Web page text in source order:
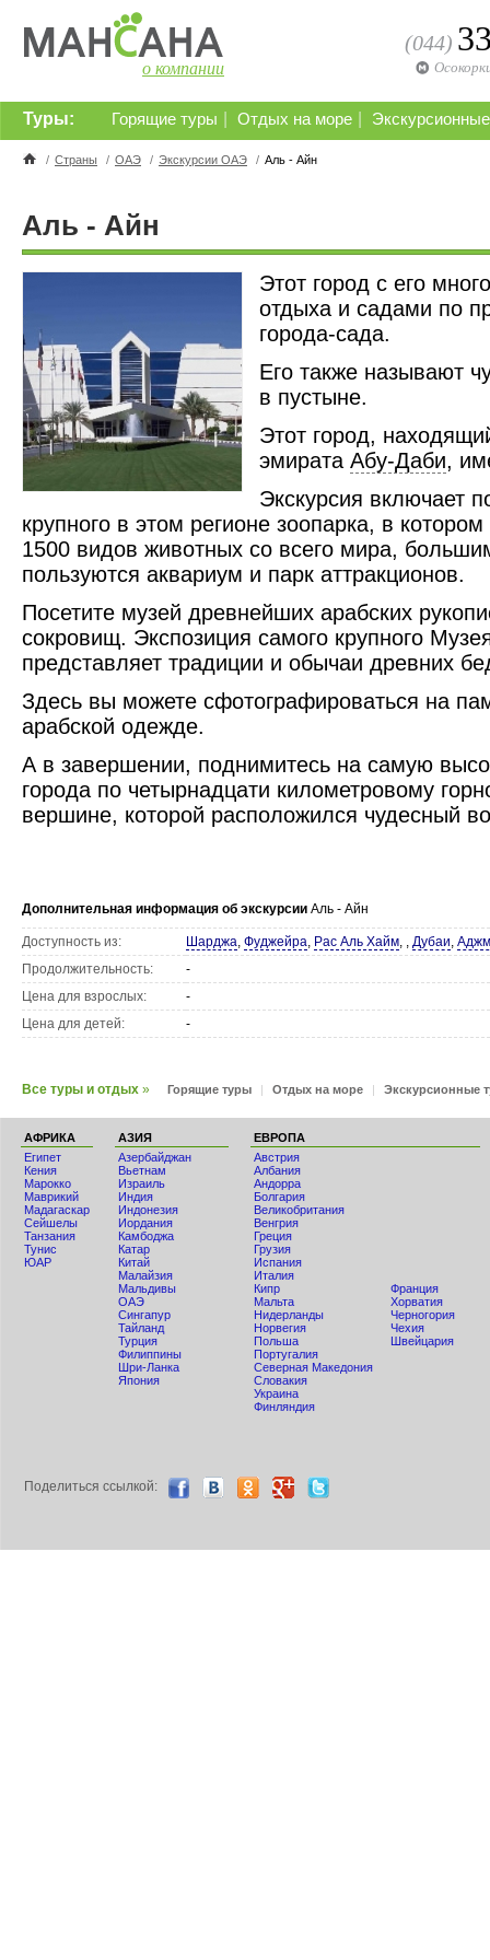
о компании
(044)
Горящие туры Отдых на море
Туры:
/ Страны / ОАЭ / Экскурсии ОАЭ / Аль - Айн
Аль - Айн
Этот город с его
отдыха и садами по
города-сада.
Его также называют
в пустыне.
Этот город,
эмирата Абу-Даби,
Экскурсия включает
крупного в этом регионе зоопарка, в
1500 видов животных со всего мира,
пользуются аквариум и парк аттракционов.
Посетите музей древнейших арабских
сокровищ. Экспозиция самого крупного
представляет традиции и обычаи древних
Здесь вы можете сфотографироваться на
арабской одежде.
А в завершении, поднимитесь на самую
города по четырнадцати километровому
вершине, которой расположился чудесный
Дополнительная информация об экскурсии Аль - Айн
Доступность из: Шарджа, Фуджейра, Рас Аль Хайм, , Дубаи,
Продолжительность:
-
Цена для взрослых:
-
Цена для детей:
-
Все туры и отдых » Горящие туры | Отдых на море | Экскурсионные
АФРИКА
Египет
Кения
Мaрокко
Маврикий
Мадагаскар
Сейшелы
Танзания
Тунис
ЮАР
АЗИЯ
Азербайджан
Вьетнам
Израиль
Индия
Индонезия
Иордания
Камбоджа
Катар
Китай
Малайзия
Мальдивы
ОАЭ
Сингапур
Тайланд
Турция
Филиппины
Шри-Ланка
Япония
ЕВРОПА
Австрия
Албания
Андорра
Болгария
Великобритания
Венгрия
Греция
Грузия
Испания
Италия
Кипр
Мальта
Нидерланды
Норвегия
Польша
Португалия
Северная Македония
Словакия
Украина
Финляндия
Франция
Хорватия
Черногория
Чехия
Швейцария
Поделиться ccылкой: